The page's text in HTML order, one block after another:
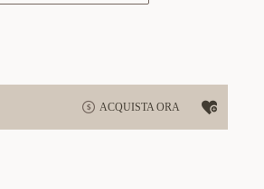
ACQUISTA ORA